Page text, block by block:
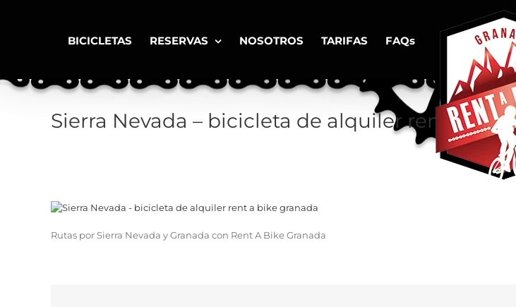
BICICLETAS RESERVAS NOSOTROS TARIFAS FAQs
Sierra Nevada – bicicleta de alquiler rent a
Rutas por Sierra Nevada y Granada con Rent A Bike Granada